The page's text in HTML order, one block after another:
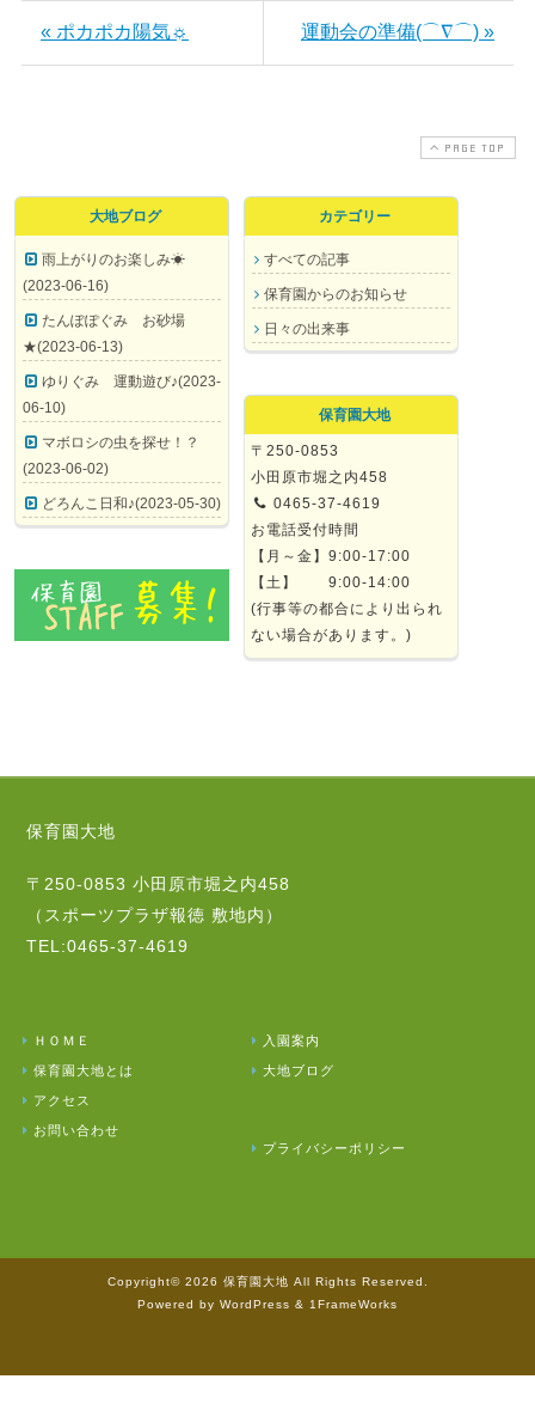
« ポカポカ陽気☼ 運動会の準備(⌒∇⌒) »
PAGE TOP
大地ブログ
雨上がりのお楽しみ☀
(2023-06-16)
たんぽぽぐみ お砂場
★(2023-06-13)
ゆりぐみ 運動遊び♪(2023-
06-10)
マボロシの虫を探せ！？
(2023-06-02)
どろんこ日和♪(2023-05-30)
カテゴリー
すべての記事
保育園からのお知らせ
日々の出来事
保育園大地
〒250-0853
小田原市堀之内458
0465-37-4619
お電話受付時間
【月～金】9:00-17:00
【土】 9:00-14:00
(行事等の都合により出られ
ない場合があります。)
保育園大地
〒250-0853 小田原市堀之内458
（スポーツプラザ報徳 敷地内）
TEL:0465-37-4619
ＨＯＭＥ
保育園大地とは
アクセス
お問い合わせ
入園案内
大地ブログ
プライバシーポリシー
Copyright© 2026 保育園大地 All Rights Reserved.
Powered by WordPress & 1FrameWorks